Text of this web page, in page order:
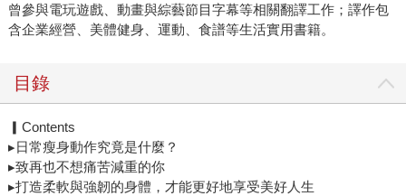
曾參與電玩遊戲、動畫與綜藝節目字幕等相關翻譯工作；譯作包
含企業經營、美體健身、運動、食譜等生活實用書籍。
目錄
▎Contents
▸日常瘦身動作究竟是什麼？
▸致再也不想痛苦減重的你
▸打造柔軟與強韌的身體，才能更好地享受美好人生